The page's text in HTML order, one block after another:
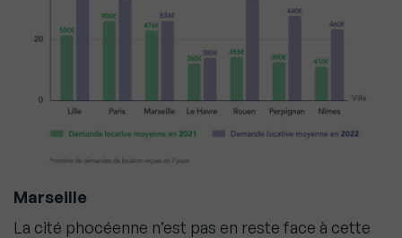
Marseille
La cité phocéenne n’est pas en reste face à cette